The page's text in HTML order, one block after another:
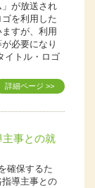
が放送され
を利用した
すが、利用
必要になり
イトル・ロゴ
詳細ページ >>
事との就
確保するた
導主事との